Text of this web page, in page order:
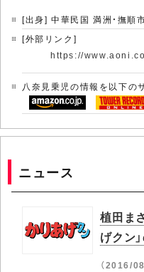
[出身] 中華民国 満洲・撫順
[外部リンク]
https://
八奈見乗児の情報を以下の
ニュース
植田ま
げクン
（2016/